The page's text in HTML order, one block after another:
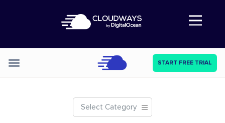
Abre a navegação
Categories START FREE TRIAL
Select Category